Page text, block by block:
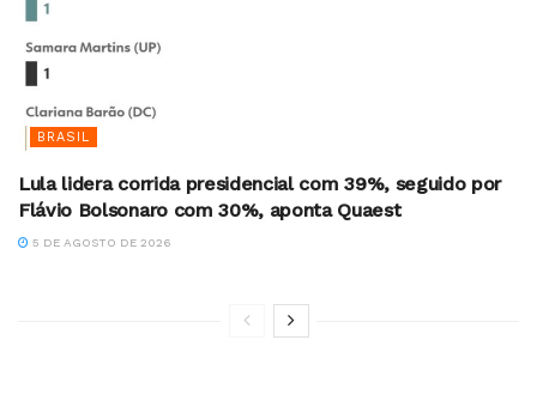
BRASIL
Lula lidera corrida presidencial com 39%, seguido por
Flávio Bolsonaro com 30%, aponta Quaest
5 DE AGOSTO DE 2026